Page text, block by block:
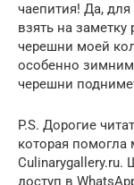
чаепития! Да,
взять на
черешни моей
особенно
черешни
P.S. Дорогие
которая помогла
Culinarygallery.ru.
доступ в